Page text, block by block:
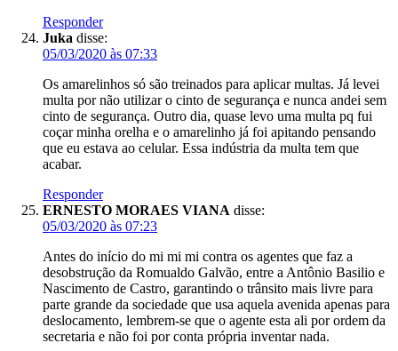
Responder
Juka disse:
05/03/2020 às 07:33
Os amarelinhos só são treinados para aplicar multas. Já levei
multa por não utilizar o cinto de segurança e nunca andei sem
cinto de segurança. Outro dia, quase levo uma multa pq fui
coçar minha orelha e o amarelinho já foi apitando pensando
que eu estava ao celular. Essa indústria da multa tem que
acabar.
Responder
ERNESTO MORAES VIANA disse:
05/03/2020 às 07:23
Antes do início do mi mi mi contra os agentes que faz a
desobstrução da Romualdo Galvão, entre a Antônio Basilio e
Nascimento de Castro, garantindo o trânsito mais livre para
parte grande da sociedade que usa aquela avenida apenas para
deslocamento, lembrem-se que o agente esta ali por ordem da
secretaria e não foi por conta própria inventar nada.